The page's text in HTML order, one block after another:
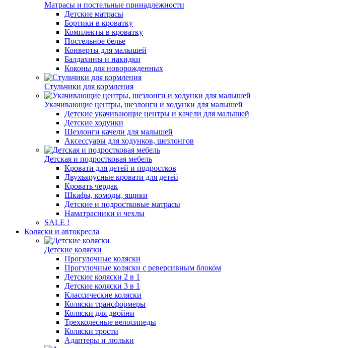
Матрасы и постельные принадлежности
Детские матрасы
Бортики в кроватку
Комплекты в кроватку
Постельное белье
Конверты для малышей
Балдахины и накидки
Коконы для новорожденных
Стульчики для кормления
Укачивающие центры, шезлонги и ходунки для малышей
Детские укачивающие центры и качели для малышей
Детские ходунки
Шезлонги качели для малышей
Аксессуары для ходунков, шезлонгов
Детская и подростковая мебель
Кровати для детей и подростков
Двухъярусные кровати для детей
Кровать чердак
Шкафы, комоды, ящики
Детские и подростковые матрасы
Наматрасники и чехлы
SALE !
Коляски и автокресла
Детские коляски
Прогулочные коляски
Прогулочные коляски с реверсивным блоком
Детские коляски 2 в 1
Детские коляски 3 в 1
Классические коляски
Коляски трансформеры
Коляски для двойни
Трехколесные велосипеды
Коляски трости
Адаптеры и люльки